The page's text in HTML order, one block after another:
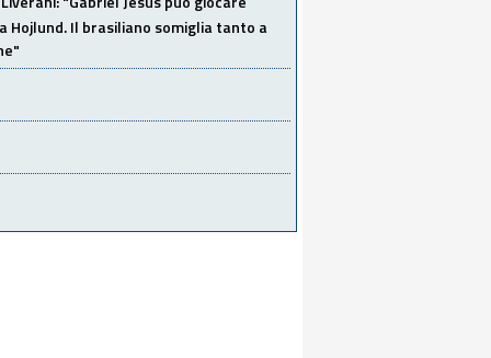
Hojlund. Il brasiliano somiglia tanto a